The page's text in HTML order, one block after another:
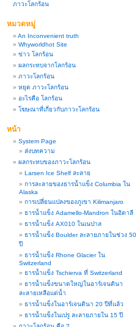
ภาวะโลกร้อน
หมวดหมู่
An Inconvenient truth
Whyworldhot Site
ข่าว โลกร้อน
ผลกระทบจากโลกร้อน
ภาวะโลกร้อน
หยุด ภาวะโลกร้อน
อะไรคือ โลกร้อน
โฆษณาที่เกี่ยวกับภาวะโลกร้อน
หน้า
System Page
ส่งบทความ
ผลกระทบของภาวะโลกร้อน
Larsen Ice Shelf ละลาย
การละลายของธารน้ำแข็ง Columbia ใน
Alaska
การเปลี่ยนแปลงของภูเขา Kilimanjaro
ธารน้ำแข็ง Adamello-Mandron ในอิตาลี
ธารน้ำแข็ง AX010 ในเนปาล
ธารน้ำแข็ง Boulder ละลายภายในช่วง 50
ปี
ธารน้ำแข็ง Rhone Glacier ใน
Switzerland
ธารน้ำแข็ง Tschierva ที่ Switzerland
ธารน้ำแข็งขนาดใหญ่ในอาร์เจนตินา
ละลายเหลือแต่น้ำ
ธารน้ำแข็งในอาร์เจนตินา 20 ปีที่แล้ว
ธารน้ำแข็งในเปรู ละลายภายใน 15 ปี